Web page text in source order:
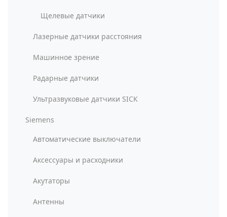
Щелевые датчики
Лазерные датчики расстояния
Машинное зрение
Радарные датчики
Ультразвуковые датчики SICK
Siemens
Автоматические выключатели
Аксессуары и расходники
Акутаторы
Антенны